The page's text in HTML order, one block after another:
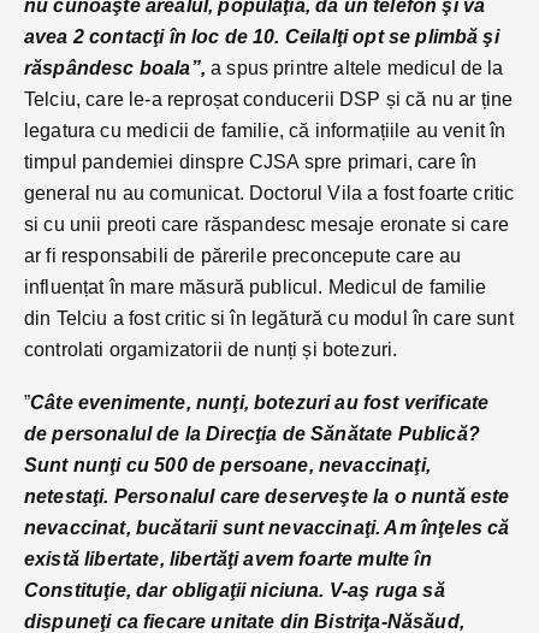
nu cunoaşte arealul, populaţia, da un telefon şi va
avea 2 contacţi în loc de 10. Ceilalţi opt se plimbă şi
răspândesc boala”,a spus printre altele medicul de la
Telciu, care le-a reproșat conducerii DSP și că nu ar ține
legatura cu medicii de familie, că informațiile au venit în
timpul pandemiei dinspre CJSA spre primari, care în
general nu au comunicat. Doctorul Vila a fost foarte critic
si cu unii preoti care răspandesc mesaje eronate si care
ar fi responsabili de părerile preconcepute care au
influențat în mare măsură publicul. Medicul de familie
din Telciu a fost critic si în legătură cu modul în care sunt
controlati orgamizatorii de nunți și botezuri.
”Câte evenimente, nunţi, botezuri au fost verificate
de personalul de la Direcţia de Sănătate Publică?
Sunt nunţi cu 500 de persoane, nevaccinaţi,
netestaţi. Personalul care deserveşte la o nuntă este
nevaccinat, bucătarii sunt nevaccinaţi. Am înţeles că
există libertate, libertăţi avem foarte multe în
Constituţie, dar obligaţii niciuna. V-aş ruga să
dispuneţi ca fiecare unitate din Bistriţa-Năsăud,